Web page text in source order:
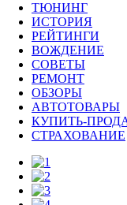
ТЮНИНГ
ИСТОРИЯ
РЕЙТИНГИ
ВОЖДЕНИЕ
СОВЕТЫ
РЕМОНТ
ОБЗОРЫ
АВТОТОВАРЫ
КУПИТЬ-
СТРАХОВАНИЕ